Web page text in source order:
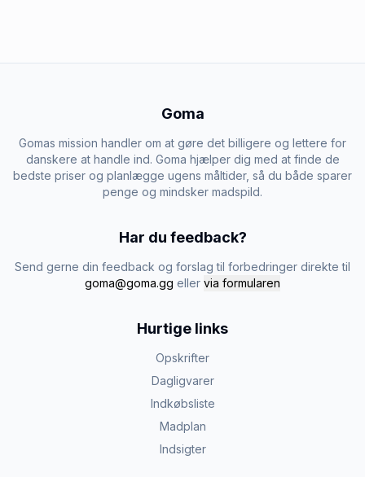
Goma
Gomas mission handler om at gøre det billigere og lettere for
danskere at handle ind. Goma hjælper dig med at finde de
bedste priser og planlægge ugens måltider, så du både sparer
penge og mindsker madspild.
Har du feedback?
Send gerne din feedback og forslag til forbedringer direkte til
goma@goma.gg eller via formularen
Hurtige links
Opskrifter
Dagligvarer
Indkøbsliste
Madplan
Indsigter